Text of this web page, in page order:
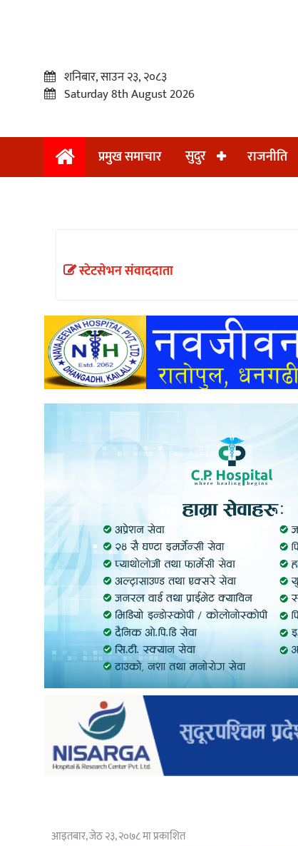
प्रमुख
अन्तराष्ट्रिय
अन्तर्वार्ता
खेलकुद
शनिबार, साउन २३, २०८३
Saturday 8th August 2026
प्रमुख समाचार सुदुर राजनीति
स्टेटसेभन संवाददाता
आइतबार, जेठ २३, २०७८ मा प्रकाशित